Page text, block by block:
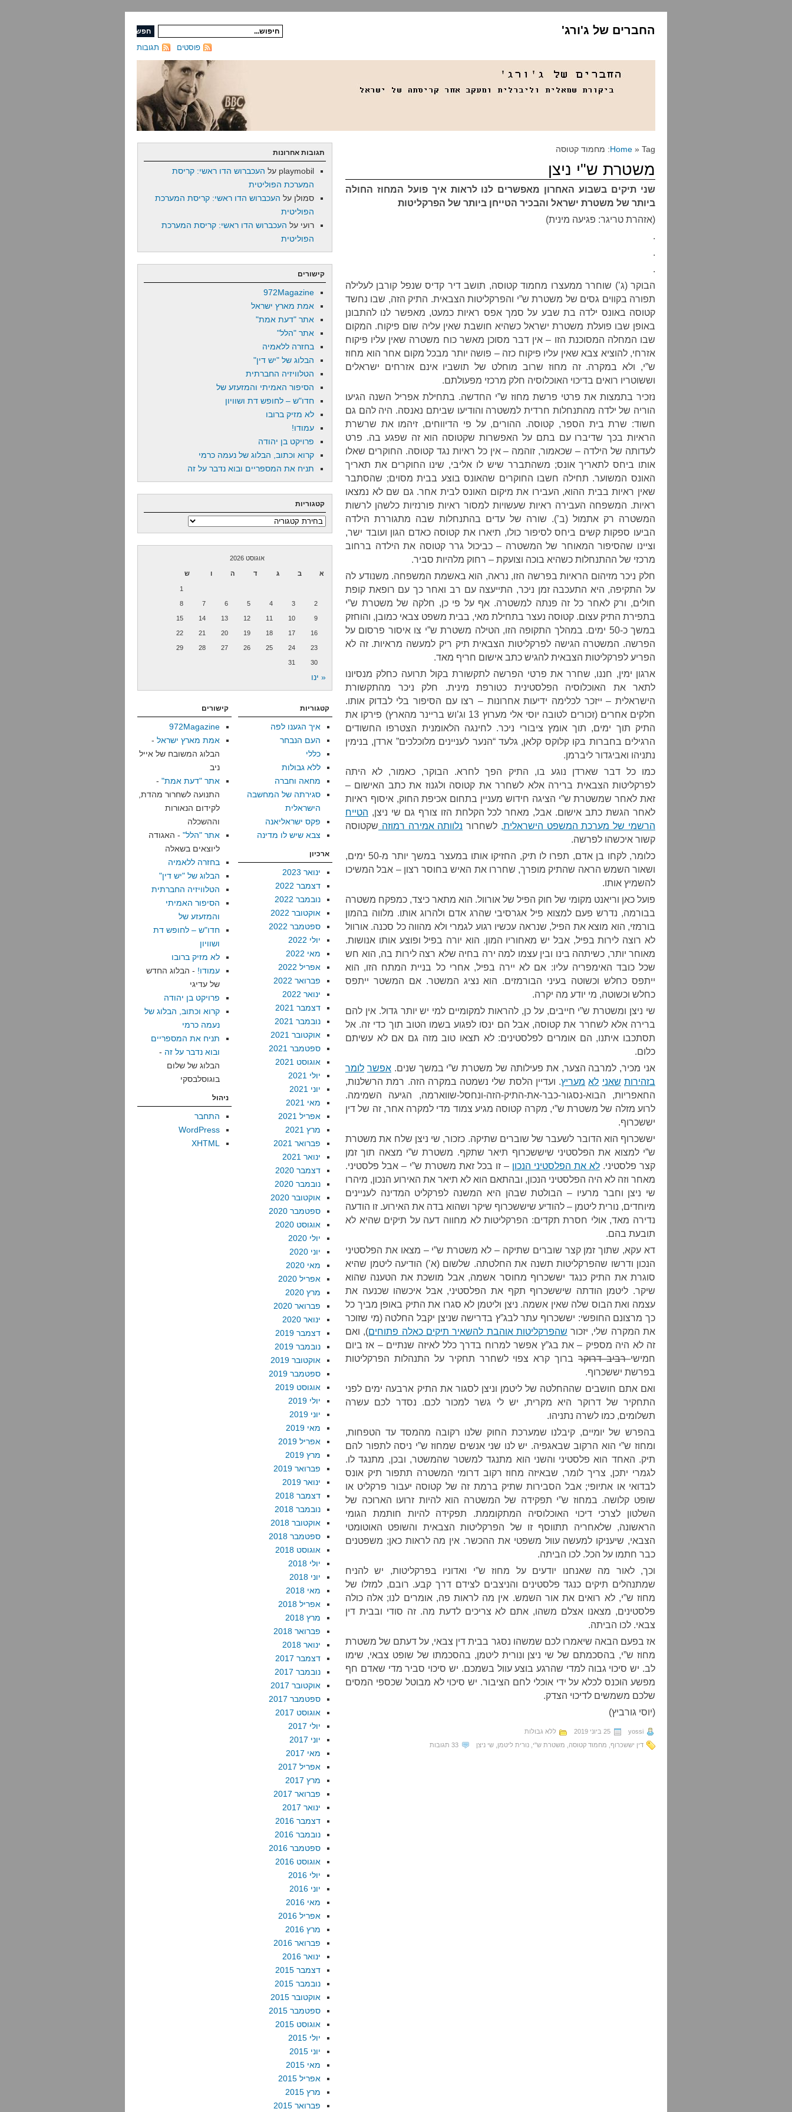
החברים של ג'ורג'
תגובות פוסטים
Home » Tag: מחמוד קטוסה
משטרת ש"י ניצן
שני תיקים בשבוע האחרון מאפשרים לנו לראות איך פועל המחוז החולה
ביותר של משטרת ישראל והבכיר הטייחן ביותר של הפרקליטות
(אזהרת טריגר: פגיעה מינית)
.
.
.
הבוקר (ג’) שוחרר ממעצרו מחמוד קטוסה, תושב דיר קדיס שנפל קורבן לעלילה
תפורה בקווים גסים של משטרת ש”י והפרקליטות הצבאית. התיק הזה, שבו נחשד
קטוסה באונס ילדה בת שבע על סמך אפס ראיות כמעט, מאפשר לנו להתבונן
באופן שבו פועלת משטרת ישראל כשהיא חושבת שאין עליה שום פיקוח. המקום
שבו המחלה המסוכנת הזו – אין דבר מסוכן מאשר כוח משטרה שאין עליו פיקוח
אזרחי, להוציא צבא שאין עליו פיקוח כזה – פושה יותר מבכל מקום אחר הוא מחוז
ש”י, ולא במקרה. זה מחוז שרוב מוחלט של תושביו אינם אזרחים ישראלים
וששוטריו רואים בדיכוי האוכלוסיה חלק מרכזי מפעולתם.
נזכיר בתמצות את פרטי פרשת מחוז ש”י החדשה. בתחילת אפריל השנה הגיעו
הוריה של ילדה מהתנחלות חרדית למשטרה והודיעו שביתם נאנסה. היה להם גם
חשוד: שרת בית הספר, קטוסה. ההורים, על פי הדיווחים, זיהמו את שרשרת
הראיות בכך שדיברו עם בתם על האפשרות שקטוסה הוא זה שפגע בה. פרט
לעדותה של הילדה – שכאמור, זוהמה – אין כל ראיות נגד קטוסה. החוקרים שאלו
אותו ביחס לתאריך אונס; משהתברר שיש לו אליבי, שינו החוקרים את תאריך
האונס המשוער. תחילה חשבו החוקרים שהאונס בוצע בבית מסוים; שהסתבר
שאין ראיות בבית ההוא, העבירו את מיקום האונס לבית אחר. גם שם לא נמצאו
ראיות. המשפחה העבירה ראיות שעשויות למסור ראיות פורנזיות כלשהן לרשות
המשטרה רק אתמול (ב’). שורה של עדים בהתנחלות שבה מתגוררת הילדה
הביעו ספקות קשים ביחס לסיפור כולו, תיארו את קטוסה כאדם הגון ועובד ישר,
וציינו שהסיפור המאוחר של המשטרה – כביכול גרר קטוסה את הילדה ברחוב
מרכזי של ההתנחלות כשהיא בוכה וצועקת – רחוק מלהיות סביר.
חלק ניכר מזיהום הראיות בפרשה הזו, נראה, הוא באשמת המשפחה. משנודע לה
על התקיפה, היא התעכבה זמן ניכר, התייעצה עם רב ואחר כך עם רופאת קופת
חולים, ורק לאחר כל זה פנתה למשטרה. אף על פי כן, חלקה של משטרת ש”י
בתפירת התיק עצום. קטוסה נעצר בתחילת מאי, בבית משפט צבאי כמובן, והוחזק
במשך כ-50 ימים. במהלך התקופה הזו, הטילה משטרת ש”י צו איסור פרסום על
הפרשה. המשטרה הגישה לפרקליטות הצבאית תיק ריק למעשה מראיות. זה לא
הפריע לפרקליטות הצבאית להגיש כתב אישום חריף מאד.
ארגון ימין, חננו, שחרר את פרטי הפרשה לתקשורת בקול תרועה כחלק מנסיונו
לתאר את האוכלוסיה הפלסטינית כטורפת מינית. חלק ניכר מהתקשורת
הישראלית – ייזכר לכלימה ידיעות אחרונות – רצו עם הסיפור בלי לבדוק אותו.
חלקים אחרים (זכורים לטובה יוסי אלי מערוץ 13 וג’וש בריינר מהארץ) פירקו את
התיק תוך ימים, תוך אומץ ציבורי ניכר. לחינגה הלאומנית הצטרפו החשודים
הרגילים בחברות בקו קלוקס קלאן, גלעד “הנער לעניינים מלוכלכים” ארדן, בנימין
נתניהו ואביגדור ליברמן.
כמו כל דבר שארדן נוגע בו, התיק הפך לחרא. הבוקר, כאמור, לא היתה
לפרקליטות הצבאית ברירה אלא לשחרר את קטוסה ולגנוז את כתב האישום –
זאת לאחר שמשטרת ש”י הציגה חידוש מעניין בתחום אכיפת החוק, איסוף ראיות
לאחר הגשת כתב אישום. אבל, מאחר לכל הקלחת הזו צורף גם שי ניצן, הטייח
הרשמי של מערכת המשפט הישראלית, לשחרור נלוותה אמירה רמוזה שקטוסה
קשור איכשהו לפרשה.
כלומר, לקחו בן אדם, תפרו לו תיק, החזיקו אותו במעצר במשך יותר מ-50 ימים,
ושאור השמש הראה שהתיק מופרך, שחררו את האיש בחוסר רצון – אבל המשיכו
להשמיץ אותו.
פועל כאן וריאנט מקומי של חוק הפיל של אורוול. הוא מתאר כיצד, כמפקח משטרה
בבורמה, נדרש פעם למצוא פיל אגרסיבי שהרג אדם ולהרוג אותו. מלווה בהמון
בורמזי, הוא מוצא את הפיל, שנראה עכשיו רגוע לגמרי ולא מהווה כל סכנה. אורוול
לא רוצה לירות בפיל, אבל יש מאחוריו המון. הוא יורה בפיל ופוצע אותו אנושות.
מאוחר יותר, כשיתהה בינו ובין עצמו למה ירה בחיה שלא רצה לירות בה, הוא חש
שכל כובד האימפריה עליו: אם לא יירה בפיל, אחרי כל בניית המתח הזו, הוא
ייתפס כחלש וכשוטה בעיני הבורמזים. הוא נציג המשטר. אם המשטר ייתפס
כחלש וכשוטה, מי יודע מה יקרה.
שי ניצן ומשטרת ש”י חייבים, על כן, להראות למקומיים למי יש יותר גדול. אין להם
ברירה אלא לשחרר את קטוסה, אבל הם ינסו לפגוע בשמו הטוב תוך כדי זה. אל
תסתכבו איתנו, הם אומרים לפלסטינים: לא תצאו טוב מזה גם אם לא עשיתם
כלום.
אני מכיר, למרבה הצער, את פעילותה של משטרת ש”י במשך שנים.אפשר לומר
בזהירות שאני לא מעריץ. ועדיין הלסת שלי נשמטה במקרה הזה. רמת הרשלנות,
החאפריות, הבוא-נסגור-כבר-את-התיק-הזה-ונחסל-שווארמה, הגיעה השמימה.
לרוע מזלה של משטרת ש”י, מקרה קטוסה מגיע צמוד מדי למקרה אחר, זה של דין
יששכרוף.
יששכרוף הוא הדובר לשעבר של שוברים שתיקה. כזכור, שי ניצן שלח את משטרת
ש”י למצוא את הפלסטיני שיששכרוף תיאר שתקף. משטרת ש”י מצאה תוך זמן
קצר פלסטיני. לא את הפלסטיני הנכון – זו בכל זאת משטרת ש”י – אבל פלסטיני.
מאחר וזה לא היה הפלסטיני הנכון, ובהתאם הוא לא תיאר את האירוע הנכון, מיהרו
שי ניצן וחבר מרעיו – הבולטת שבהן היא המשנה לפרקליט המדינה לעניינים
מיוחדים, נורית ליטמן – להודיע שיששכרוף שיקר ושהוא בדה את האירוע. זו הודעה
נדירה מאד, אולי חסרת תקדים: הפרקליטות לא מחווה דעה על תיקים שהיא לא
תובעת בהם.
דא עקא, שתוך זמן קצר שוברים שתיקה – לא משטרת ש”י – מצאו את הפלסטיני
הנכון ודרשו שהפרקליטות תשנה את החלטתה. שלשום (א’) הודיעה ליטמן שהיא
סוגרת את התיק כנגד יששכרוף מחוסר אשמה, אבל מושכת את הטענה שהוא
שיקר. ליטמן הודתה שיששכרוף תקף את הפלסטיני, אבל איכשהו שכנעה את
עצמה ואת הבוס שלה שאין אשמה. ניצן וליטמן לא סגרו את התיק באופן מביך כל
כך מרצונם החופשי: יששכרוף עתר לבג”ץ בדרישה שניצן יקבל החלטה (מי שזוכר
את המקרה שלי, יזכור שהפרקליטות אוהבת להשאיר תיקים כאלה פתוחים), ואם
זה לא היה מספיק – את בג”ץ אפשר למרוח בדרך כלל לאיזה שנתיים – אז ביום
חמישירביב דרוקרברוך קרא צפוי לשחרר תחקיר על התנהלות הפרקליטות
בפרשת יששכרוף.
ואם אתם חושבים שההחלטה של ליטמן וניצן לסגור את התיק ארבעה ימים לפני
התחקיר של דרוקר היא מקרית, יש לי גשר למכור לכם. נסדר לכם עשרה
תשלומים, כמו לשרה נתניהו.
בהפרש של יומיים, קיבלנו שמערכת החוק שלנו רקובה מהמסד עד הטפחות,
ומחוז ש”י הוא הרקוב שבאגפיה. יש לנו שני אנשים שמחוז ש”י ניסה לתפור להם
תיק. האחד הוא פלסטיני והשני הוא מתנגד למשטר שהמשטר, ובכן, מתנגד לו.
לגמרי יתכן, צריך לומר, שבאיזה מחוז רקוב דרומי המשטרה תתפור תיק אונס
לבדואי או אתיופי; אבל הסבירות שתיק ברמת זה של קטוסה יעבור פרקליט או
שופט קלושה. במחוז ש”י תפקידה של המשטרה הוא להיות זרועו הארוכה של
השלטון לצרכי דיכוי האוכלוסיה המתקוממת. תפקידה להיות חותמת הגומי
הראשונה, שלאחריה תתווסף זו של הפרקליטות הצבאית והשופט האוטומטי
הצבאי, שיעניקו למעשה עוול משפטי את ההכשר. אין מה לראות כאן; משפטנים
כבר חתמו על הכל. לכו הביתה.
וכך, לאור מה שאנחנו יודעים על מחוז ש”י ואדוניו בפרקליטות, יש להניח
שמתנהלים תיקים כנגד פלסטינים והניצבים לצידם דרך קבע. רובם, למזלו של
מחוז ש”י, לא רואים את אור השמש. אין מה לראות פה, אומרים לנו; אלה כולה
פלסטינים, מצאנו אצלם משהו, אתם לא צריכים לדעת מה. זה סודי ובבית דין
צבאי. לכו הביתה.
אז בפעם הבאה שיאמרו לכם שמשהו נסגר בבית דין צבאי, על דעתם של משטרת
מחוז ש”י, בהסכמתם של שי ניצן ונורית ליטמן, בהסכמתו של שופט צבאי, שימו
לב. יש סיכוי גבוה למדי שהרגע בוצע עוול בשמכם. יש סיכוי סביר מדי שאדם חף
מפשע הוכנס לכלא על ידי אוכלי לחם הציבור. יש סיכוי לא מבוטל שכספי המסים
שלכם משמשים לדיכוי הצדק.
(יוסי גורביץ)
yossi 25 ביוני 2019
ללא גבולות
דין יששכרוף מחמוד קטוסה משטרת ש"י נורית ליטמן שי ניצן 33 תגובות
תגובות אחרונות
playmobil על העכברוש הדו ראשי: קריסת
המערכת הפוליטית
סמולן על העכברוש הדו ראשי: קריסת המערכת
הפוליטית
רועי על העכברוש הדו ראשי: קריסת המערכת
הפוליטית
קישורים
972Magazine
אמת מארץ ישראל
אתר "דעת אמת"
אתר "הלל"
בחזרה ללאמיה
הבלוג של "יש דין"
הטלוויזיה החברתית
הסיפור האמיתי והמזעזע של
חדו"ש – לחופש דת ושוויון
לא מזיק ברובו
עמודו!
פרויקט בן יהודה
קרוא וכתוב, הבלוג של נעמה כרמי
תניח את המספריים ובוא נדבר על זה
קטגוריות
קטגוריות
אוגוסט 2026
א ב ג ד ה ו ש
1
2
3
4
5
6
7
8
9
10
11
12
13
14
15
16
17
18
19
20
21
22
23
24
25
26
27
28
29
30
31
« ינו
קטגוריות
איך הגענו לפה
העם הנבחר
כללי
ללא גבולות
מחאה וחברה
סגירתה של המחשבה
הישראלית
פקס ישראליאנה
צבא שיש לו מדינה
ארכיון
ינואר 2023
דצמבר 2022
נובמבר 2022
אוקטובר 2022
ספטמבר 2022
יולי 2022
מאי 2022
אפריל 2022
פברואר 2022
ינואר 2022
דצמבר 2021
נובמבר 2021
אוקטובר 2021
ספטמבר 2021
אוגוסט 2021
יולי 2021
יוני 2021
מאי 2021
אפריל 2021
מרץ 2021
פברואר 2021
ינואר 2021
דצמבר 2020
נובמבר 2020
אוקטובר 2020
ספטמבר 2020
אוגוסט 2020
יולי 2020
יוני 2020
מאי 2020
אפריל 2020
מרץ 2020
פברואר 2020
ינואר 2020
דצמבר 2019
נובמבר 2019
אוקטובר 2019
ספטמבר 2019
אוגוסט 2019
יולי 2019
יוני 2019
מאי 2019
אפריל 2019
מרץ 2019
פברואר 2019
ינואר 2019
דצמבר 2018
נובמבר 2018
אוקטובר 2018
ספטמבר 2018
אוגוסט 2018
יולי 2018
יוני 2018
מאי 2018
אפריל 2018
מרץ 2018
פברואר 2018
ינואר 2018
דצמבר 2017
נובמבר 2017
אוקטובר 2017
ספטמבר 2017
אוגוסט 2017
יולי 2017
יוני 2017
מאי 2017
אפריל 2017
מרץ 2017
פברואר 2017
ינואר 2017
דצמבר 2016
נובמבר 2016
ספטמבר 2016
אוגוסט 2016
יולי 2016
יוני 2016
מאי 2016
אפריל 2016
מרץ 2016
פברואר 2016
ינואר 2016
דצמבר 2015
נובמבר 2015
אוקטובר 2015
ספטמבר 2015
אוגוסט 2015
יולי 2015
יוני 2015
מאי 2015
אפריל 2015
מרץ 2015
פברואר 2015
קישורים
972Magazine
אמת מארץ ישראל -
הבלוג המשובח של אייל
ניב
אתר "דעת אמת" -
התנועה לשחרור מהדת,
לקידום הנאורות
וההשכלה
אתר "הלל" - האגודה
ליוצאים בשאלה
בחזרה ללאמיה
הבלוג של "יש דין"
הטלוויזיה החברתית
הסיפור האמיתי
והמזעזע של
חדו"ש – לחופש דת
ושוויון
לא מזיק ברובו
עמודו! - הבלוג החדש
של עדיגי
פרויקט בן יהודה
קרוא וכתוב, הבלוג של
נעמה כרמי
תניח את המספריים
ובוא נדבר על זה -
הבלוג של שלום
בוגוסלבסקי
ניהול
התחבר
WordPress
XHTML